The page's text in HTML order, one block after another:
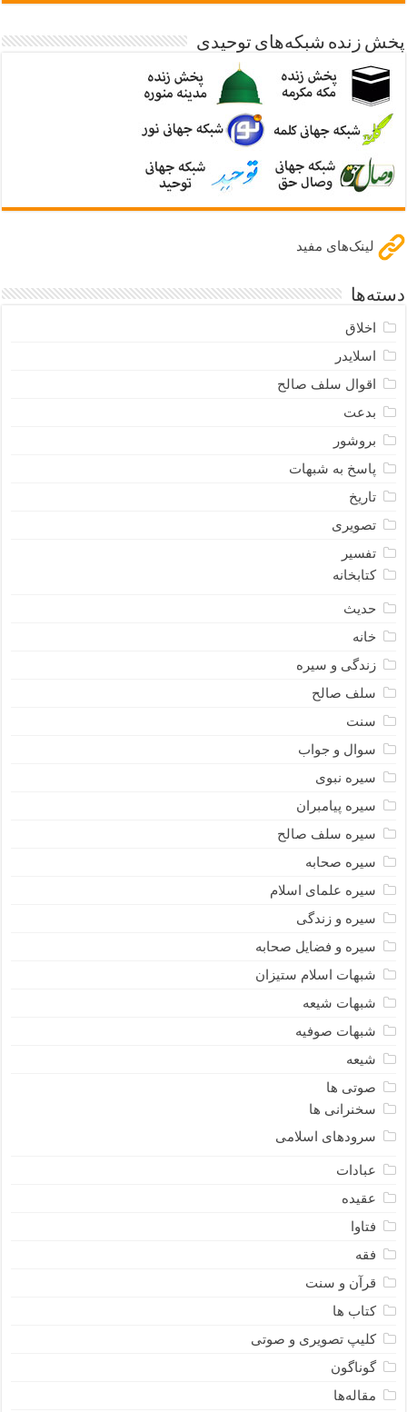
پخش زنده شبکه‌های توحیدی
لینک‌های مفید
دسته‌ها
اخلاق
اسلایدر
اقوال سلف صالح
بدعت
بروشور
پاسخ به شبهات
تاریخ
تصویری
تفسیر
کتابخانه
حدیث
خانه
زندگی و سیره
سلف صالح
سنت
سوال و جواب
سیره نبوى
سیره پیامبران
سیره سلف صالح
سیره صحابه
سیره علمای اسلام
سیره و زندگی
سیره و فضایل صحابه
شبهات اسلام ستیزان
شبهات شیعه
شبهات صوفیه
شیعه
صوتی ها
سخنرانی ها
سرودهای اسلامی
عبادات
عقیده
فتاوا
فقه
قرآن و سنت
کتاب ها
کلیپ تصویری و صوتی
گوناگون
مقاله‌ها